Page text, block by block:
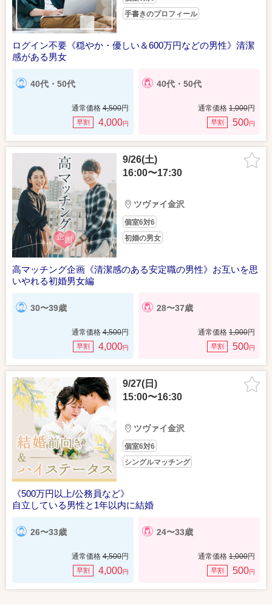
手書きのプロフィール
ログイン不要《穏やか・優しい＆600万円などの男性》清潔
感がある男女
40代・50代
通常価格 4,500円
早割 4,000円
40代・50代
通常価格 1,000円
早割 500円
9/26(土)
16:00〜17:30
ツヴァイ金沢
個室6対6
初婚の男女
高マッチング企画《清潔感のある安定職の男性》お互いを思
いやれる初婚男女編
30〜39歳
通常価格 4,500円
早割 4,000円
28〜37歳
通常価格 1,000円
早割 500円
9/27(日)
15:00〜16:30
ツヴァイ金沢
個室6対6
シングルマッチング
《500万円以上/公務員など》
自立している男性と1年以内に結婚
26〜33歳
通常価格 4,500円
早割 4,000円
24〜33歳
通常価格 1,000円
早割 500円